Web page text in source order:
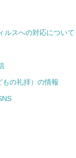
ルスへの対応について
もの礼拝）の情報